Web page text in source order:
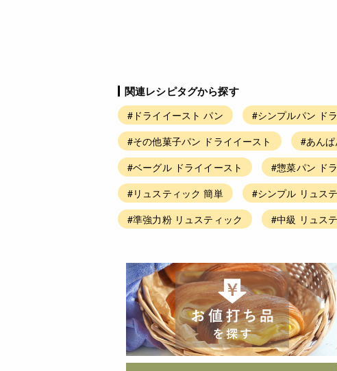
関連レシピタグから探す
#ドライイースト パン #シンプルパン ド
#その他菓子パン ドライイースト
#あん
#ベーグル ドライイースト
#惣菜パン ド
#リュスティック 簡単
#シンプル リュス
#準強力粉 リュスティック
#中級 リュス